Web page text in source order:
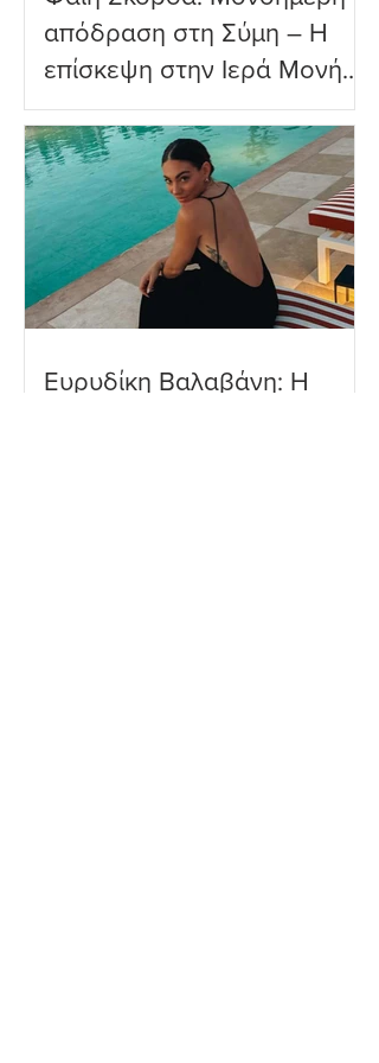
απόδραση στη Σύμη – Η
επίσκεψη στην Ιερά Μονή
Πανορμίτη
Ευρυδίκη Βαλαβάνη: Η